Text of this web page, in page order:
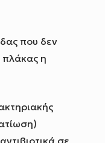
που δεν
πλάκας η